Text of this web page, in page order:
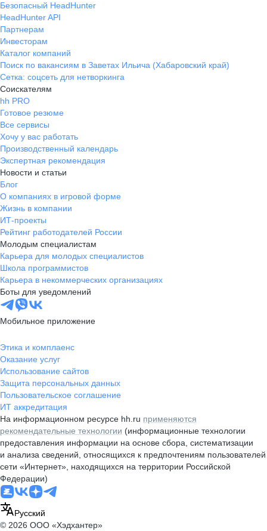
Безопасный HeadHunter
HeadHunter API
Партнерам
Инвесторам
Каталог компаний
Поиск по вакансиям в Заветах Ильича (Хабаровский край)
Сетка: соцсеть для нетворкинга
Соискателям
hh PRO
Готовое резюме
Все сервисы
Хочу у вас работать
Производственный календарь
Экспертная рекомендация
Новости и статьи
Блог
О компаниях в игровой форме
Жизнь в компании
ИТ-проекты
Рейтинг работодателей России
Молодым специалистам
Карьера для молодых специалистов
Школа программистов
Карьера в некоммерческих организациях
Боты для уведомлений
Мобильное приложение
Этика и комплаенс
Оказание услуг
Использование сайтов
Защита персональных данных
Пользовательское соглашение
ИТ аккредитация
На информационном ресурсе hh.ru применяются
рекомендательные технологии (информационные технологии
предоставления информации на основе сбора, систематизации
и анализа сведений, относящихся к предпочтениям пользователей
сети «Интернет», находящихся на территории Российской
Федерации)
Русский
© 2026 ООО «Хэдхантер»